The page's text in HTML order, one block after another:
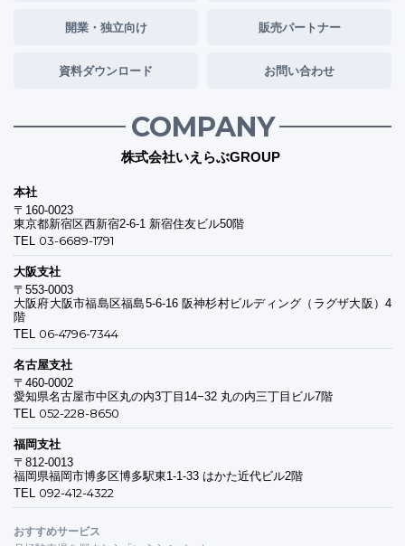
開業・独立向け 販売パートナー
資料ダウンロード お問い合わせ
COMPANY
株式会社いえらぶGROUP
本社
〒160-0023
東京都新宿区西新宿2-6-1 新宿住友ビル50階
TEL 03-6689-1791
大阪支社
〒553-0003
大阪府大阪市福島区福島5-6-16 阪神杉村ビルディング（ラグザ大阪）4
階
TEL 06-4796-7344
名古屋支社
〒460-0002
愛知県名古屋市中区丸の内3丁目14−32 丸の内三丁目ビル7階
TEL 052-228-8650
福岡支社
〒812-0013
福岡県福岡市博多区博多駅東1-1-33 はかた近代ビル2階
TEL 092-412-4322
おすすめサービス